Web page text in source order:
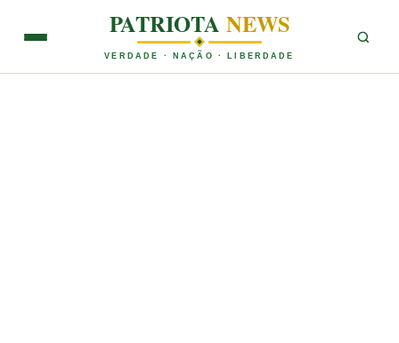
PATRIOTANEWS
VERDADE · NAÇÃO · LIBERDADE